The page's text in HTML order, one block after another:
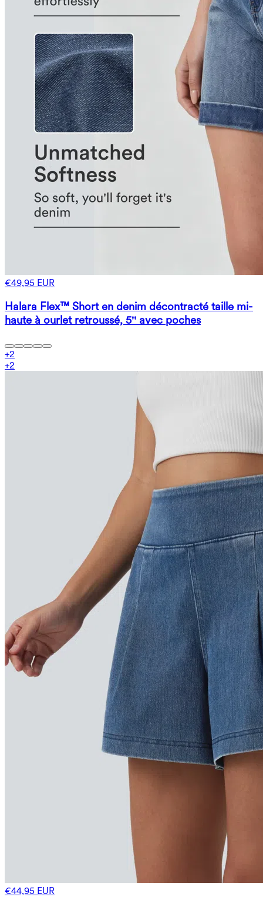
€49,95 EUR
Halara Flex™ Short en denim décontracté taille mi-
haute à ourlet retroussé, 5'' avec poches
+2
+2
€44,95 EUR